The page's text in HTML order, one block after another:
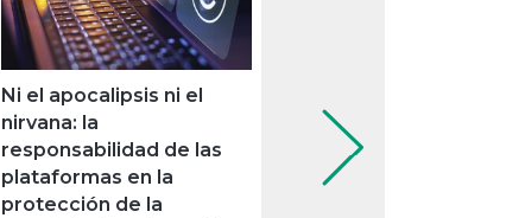
Ni el apocalipsis ni el
nirvana: la
responsabilidad de las
plataformas en la
protección de la
la mesa: la OEPM sigue
los pasos del TGUE y
anula la marca